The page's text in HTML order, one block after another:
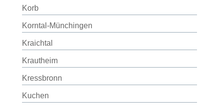
Korb
Korntal-Münchingen
Kraichtal
Krautheim
Kressbronn
Kuchen